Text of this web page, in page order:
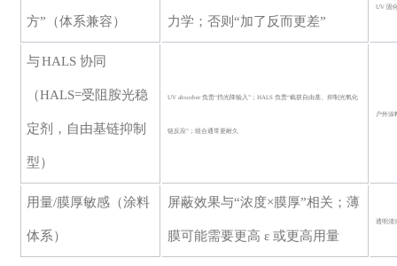
方”（体系兼容） 力学；否则“加了反而更差”
UV 固
与HALS 协同
（HALS=受阻胺光稳
定剂，自由基链抑制
型）
UV absorber 负责“挡光降输入”；HALS 负责“截获自由基、抑制光氧化
链反应”；组合通常更耐久
户外涂
用量/膜厚敏感（涂料
体系）
屏蔽效果与“浓度×膜厚”相关；薄
膜可能需要更高 ε 或更高用量
透明清